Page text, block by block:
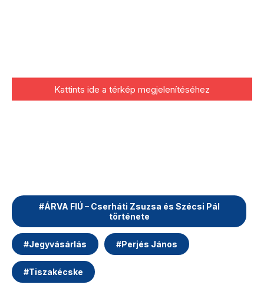
Kattints ide a térkép megjelenítéséhez
#ÁRVA FIÚ – Cserháti Zsuzsa és Szécsi Pál
története
#Jegyvásárlás #Perjés János
#Tiszakécske